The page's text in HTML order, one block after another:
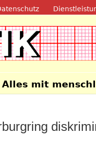
Direkt zum
Alles mit